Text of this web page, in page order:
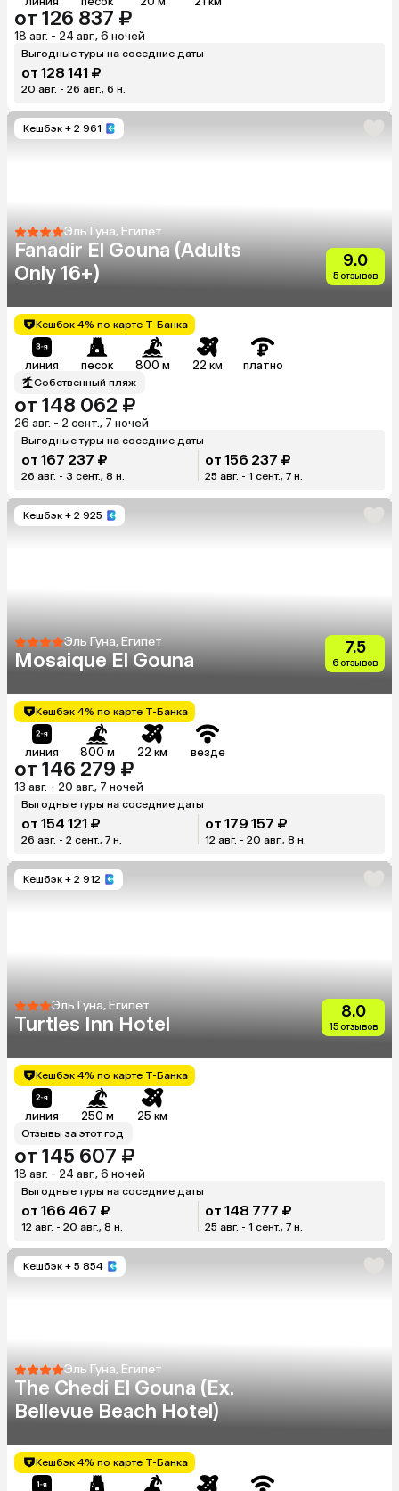
от 126 837 ₽
18 авг. - 24 авг., 6 ночей
Выгодные туры на соседние даты
от 128 141 ₽
20 авг. - 26 авг., 6 н.
Кешбэк + 2 961
Эль Гуна, Египет
Fanadir El Gouna (Adults
Only 16+)
9.0
5 отзывов
Кешбэк 4% по карте Т-Банка
линия песок 800 м 22 км платно
Собственный пляж
от 148 062 ₽
26 авг. - 2 сент., 7 ночей
Выгодные туры на соседние даты
от 167 237 ₽
26 авг. - 3 сент., 8 н.
от 156 237 ₽
25 авг. - 1 сент., 7 н.
Кешбэк + 2 925
Эль Гуна, Египет
Mosaique El Gouna
7.5
6 отзывов
Кешбэк 4% по карте Т-Банка
линия 800 м 22 км везде
от 146 279 ₽
13 авг. - 20 авг., 7 ночей
Выгодные туры на соседние даты
от 154 121 ₽
26 авг. - 2 сент., 7 н.
от 179 157 ₽
12 авг. - 20 авг., 8 н.
Кешбэк + 2 912
Эль Гуна, Египет
Turtles Inn Hotel
8.0
15 отзывов
Кешбэк 4% по карте Т-Банка
линия 250 м 25 км
Отзывы за этот год
от 145 607 ₽
18 авг. - 24 авг., 6 ночей
Выгодные туры на соседние даты
от 166 467 ₽
12 авг. - 20 авг., 8 н.
от 148 777 ₽
25 авг. - 1 сент., 7 н.
Кешбэк + 5 854
Эль Гуна, Египет
The Chedi El Gouna (Ex.
Bellevue Beach Hotel)
Кешбэк 4% по карте Т-Банка